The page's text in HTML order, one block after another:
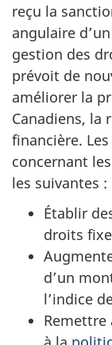
reçu la
angulaire
gestion des
prévoit de
améliorer la
Canadiens, la
financière.
concernant
les suivantes :
Établir
droits
d’un
l’indice